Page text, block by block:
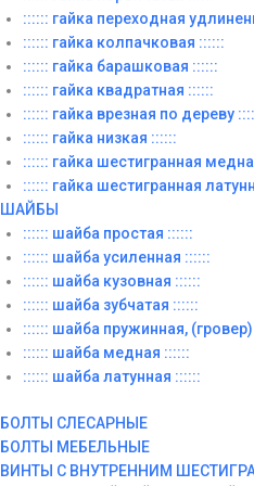
:::::: гайка переходная
:::::: гайка колпачковая ::::::
:::::: гайка барашковая ::::::
:::::: гайка квадратная ::::::
:::::: гайка врезная по дереву
:::::: гайка низкая ::::::
:::::: гайка шестигранная
:::::: гайка шестигранная
ШАЙБЫ
:::::: шайба простая ::::::
:::::: шайба усиленная ::::::
:::::: шайба кузовная ::::::
:::::: шайба зубчатая ::::::
:::::: шайба пружинная, (гровер)
:::::: шайба медная ::::::
:::::: шайба латунная ::::::
БОЛТЫ СЛЕСАРНЫЕ
БОЛТЫ МЕБЕЛЬНЫЕ
ВИНТЫ С ВНУТРЕННИМ